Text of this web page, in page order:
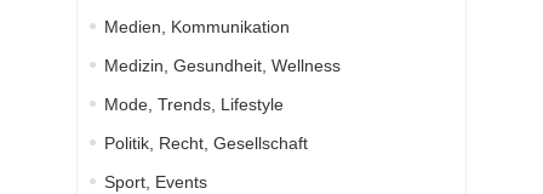
Medien, Kommunikation
Medizin, Gesundheit, Wellness
Mode, Trends, Lifestyle
Politik, Recht, Gesellschaft
Sport, Events